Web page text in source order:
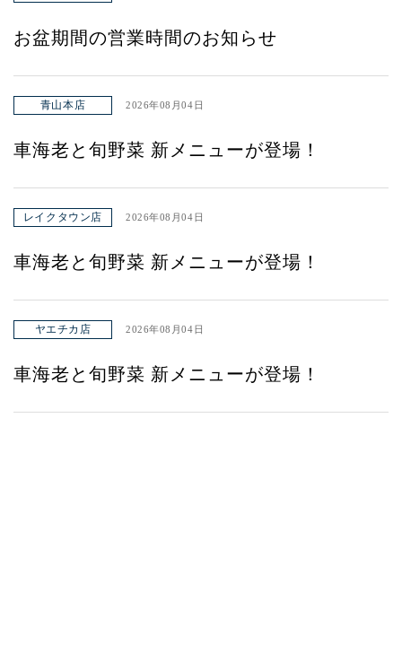
お盆期間の営業時間のお知らせ
青山本店 2026年08月04日
車海老と旬野菜 新メニューが登場！
レイクタウン店 2026年08月04日
車海老と旬野菜 新メニューが登場！
ヤエチカ店 2026年08月04日
車海老と旬野菜 新メニューが登場！